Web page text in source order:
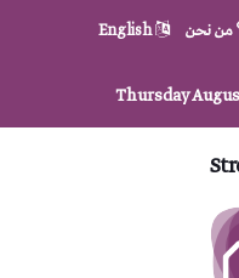
من نحن English
Thursday